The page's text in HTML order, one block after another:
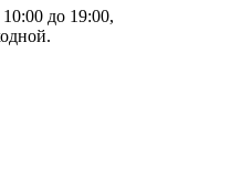
до 19:00,